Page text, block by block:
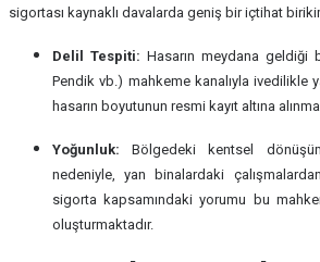
sigortası kaynaklı davalarda geniş bir içtihat
Delil Tespiti: Hasarın meydana geldiği
Pendik vb.) mahkeme kanalıyla ivedilikle
hasarın boyutunun resmi kayıt altına
Yoğunluk: Bölgedeki kentsel
nedeniyle, yan binalardaki
sigorta kapsamındaki yorumu bu
oluşturmaktadır.